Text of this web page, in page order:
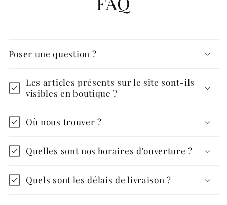
Poser une question ?
Les articles présents sur le site sont-ils
visibles en boutique ?
Où nous trouver ?
Quelles sont nos horaires d'ouverture ?
Quels sont les délais de livraison ?